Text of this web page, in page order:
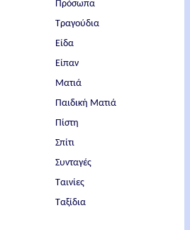
Πρόσωπα
Τραγούδια
Είδα
Είπαν
Ματιά
Παιδική Ματιά
Πίστη
Σπίτι
Συνταγές
Ταινίες
Ταξίδια